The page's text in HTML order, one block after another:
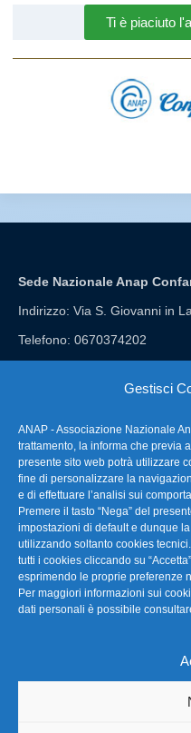
Gestisci
ANAP - Associazione Nazionale
trattamento, la informa che previa
presente sito web potrà utilizzare
fine di personalizzare la
e di effettuare l’analisi sui
Premere il tasto “Nega” del
impostazioni di default e dunque
utilizzando soltanto cookies
tutti i cookies cliccando su
esprimendo le proprie preferenze
Per maggiori informazioni sui
dati personali è possibile
Ti è piaciuto
Sede Nazionale Anap
Indirizzo: Via S. Giovanni in
Telefono: 0670374202
FAQ – Domande
La nostra
Link Utili
TG
Privacy & Cookie